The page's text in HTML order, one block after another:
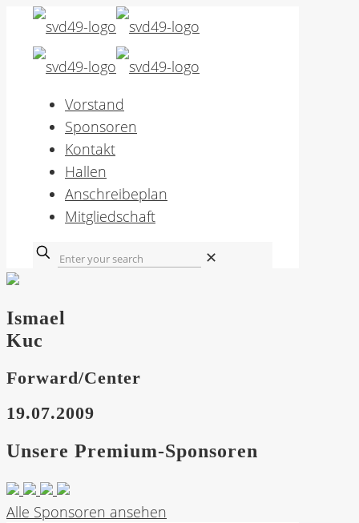
Vorstand
Sponsoren
Kontakt
Hallen
Anschreibeplan
Mitgliedschaft
✕
Ismael
Kuc
Forward/Center
19.07.2009
Unsere Premium-Sponsoren
Alle Sponsoren ansehen